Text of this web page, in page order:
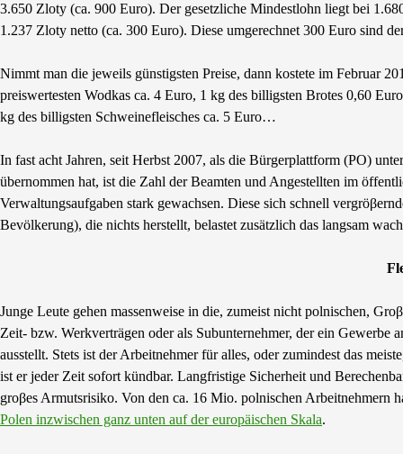
3.650 Zloty (ca. 900 Euro). Der gesetzliche Mindestlohn liegt bei
1.237 Zloty netto (ca. 300 Euro). Diese umgerechnet 300 Euro sind
Nimmt man die jeweils günstigsten Preise, dann kostete im Februar
preiswertesten Wodkas ca. 4 Euro, 1 kg des billigsten Brotes 0,60
kg des billigsten Schweinefleisches ca. 5 Euro…
In fast acht Jahren, seit Herbst 2007, als die Bürgerplattform (PO)
übernommen hat, ist die Zahl der Beamten und Angestellten im
Verwaltungsaufgaben stark gewachsen. Diese sich schnell
Bevölkerung), die nichts herstellt, belastet zusätzlich das langsam
Junge Leute gehen massenweise in die, zumeist nicht polnischen,
Zeit- bzw. Werkverträgen oder als Subunternehmer, der ein Gewerbe
ausstellt. Stets ist der Arbeitnehmer für alles, oder zumindest das
ist er jeder Zeit sofort kündbar. Langfristige Sicherheit und
groβes Armutsrisiko. Von den ca. 16 Mio. polnischen Arbeitnehmern
Polen inzwischen ganz unten auf der europäischen Skala.